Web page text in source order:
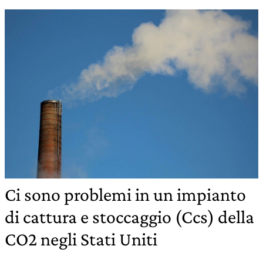
Ci sono problemi in un impianto
di cattura e stoccaggio (Ccs) della
CO2 negli Stati Uniti